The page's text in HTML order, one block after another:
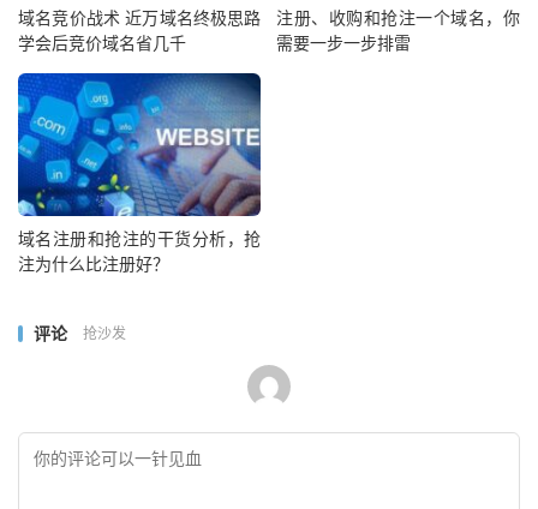
域名竞价战术 近万域名终极思路
学会后竞价域名省几千
注册、收购和抢注一个域名，你
需要一步一步排雷
域名注册和抢注的干货分析，抢
注为什么比注册好？
评论 抢沙发